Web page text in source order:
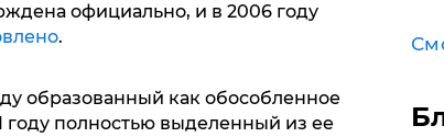
официально, и в 2006 году
.
образованный как обособленное
году полностью выделенный из ее